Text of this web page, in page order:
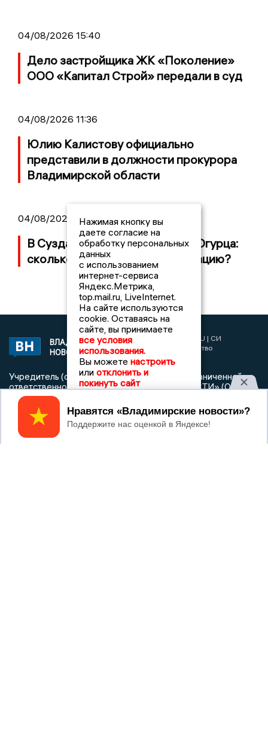
04/08/2026 15:40
Дело застройщика ЖК «Поколение»
ООО «Капитал Строй» передали в суд
04/08/2026 11:36
Юлию Калистову официально
представили в должности прокурора
Владимирской области
04/08/2026 09:01
В Суздале прошёл Фестиваль Огурца:
сколько потратили на организацию?
ВЛАДИМИРСКИЕ
НОВОСТИ
2017 © NEWSVLADIMIR.RU | СИ
«Информационное агентство
Владимирские новости»
Учредитель (соучредители): Общество с ограниченной
ответственностью «РЕГИОНАЛЬНЫЕ НОВОСТИ» (ОГРН
1107154017354)
Главный редактор: Мазов С. А.
Телефон редакции:
Нажимая кнопку вы
даете согласие на
обработку персональных
данных
с использованием
интернет-сервиса
Яндекс.Метрика,
top.mail.ru, LiveInternet.
На сайте используются
cookie. Оставаясь на
сайте, вы принимаете
все условия
использования.
Вы можете настроить
или отклонить и
покинуть сайт
Принять